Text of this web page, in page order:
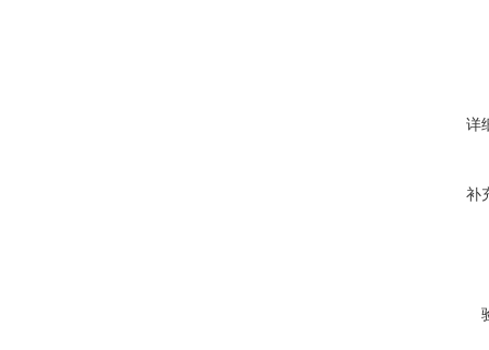
详
补